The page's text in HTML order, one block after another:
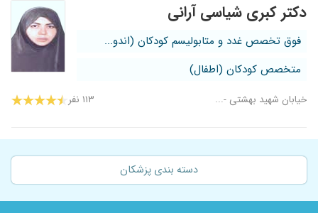
دکتر کبری شیاسی آرانی
فوق تخصص غدد و متابولیسم کودکان (اندو...
متخصص کودکان (اطفال)
خیابان شهید بهشتی -... ۱۱۳ نفر
دسته بندی پزشکان